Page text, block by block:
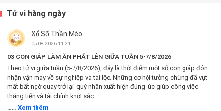
cần nắm bắt đúng
thời điểm, dòng tiền
sẽ tăng rõ rệt.
Tử vi hàng ngày
Xổ Số Thần Mèo
05-08-2026 11:21
03 CON GIÁP LÀM ĂN PHẤT LÊN GIỮA TUẦN 5-7/8/2026
Theo tử vi giữa tuần (5-7/8/2026), đây là thời điểm một số con giáp đón
nhận vận may về sự nghiệp và tài lộc. Những cơ hội tưởng chừng đã vụt
mất bất ngờ quay trở lại, quý nhân xuất hiện đúng lúc giúp công việc
thăng tiến và tài chính khởi sắc.
Xem thêm